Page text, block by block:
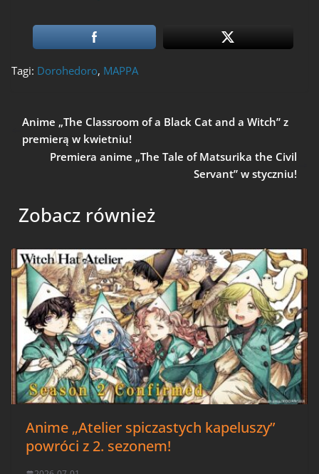
Tagi: Dorohedoro, MAPPA
Anime „The Classroom of a Black Cat and a Witch” z
premierą w kwietniu!
Premiera anime „The Tale of Matsurika the Civil
Servant” w styczniu!
Zobacz również
Anime „Atelier spiczastych kapeluszy”
powróci z 2. sezonem!